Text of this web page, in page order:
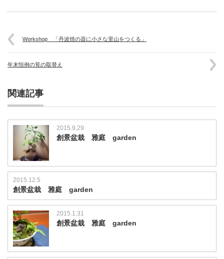
Workshop 「丹波焼の器に小さな里山をつくる」
年末恒例の筧の取替え
関連記事
2015.9.29
創景盆栽 雅庭 garden
2015.12.5
創景盆栽 雅庭 garden
2015.1.31
創景盆栽 雅庭 garden